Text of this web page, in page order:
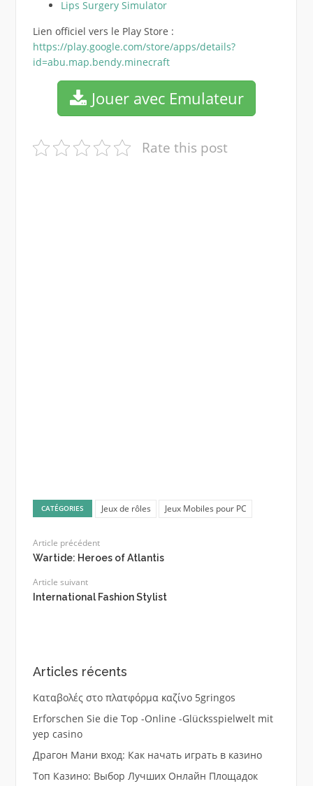
Lips Surgery Simulator
Lien officiel vers le Play Store :
https://play.google.com/store/apps/details?
id=abu.map.bendy.minecraft
Jouer avec Emulateur
Rate this post
CATÉGORIES Jeux de rôles Jeux Mobiles pour PC
Article précédent
Wartide: Heroes of Atlantis
Article suivant
International Fashion Stylist
Articles récents
Καταβολές στο πλατφόρμα καζίνο 5gringos
Erforschen Sie die Top -Online -Glücksspielwelt mit
yep casino
Драгон Мани вход: Как начать играть в казино
Топ Казино: Выбор Лучших Онлайн Площадок